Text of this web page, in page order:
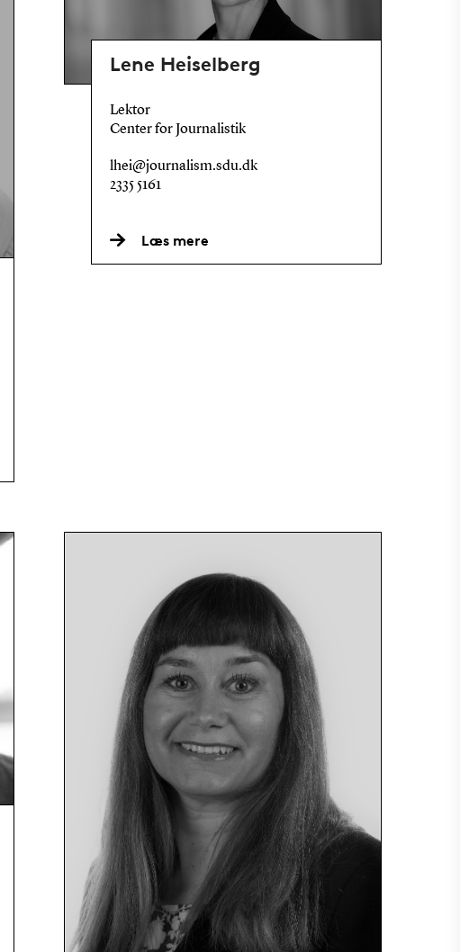
Lene Heiselberg
Lektor
Center for Journalistik
lhei@journalism.sdu.dk
2335 5161
Læs mere